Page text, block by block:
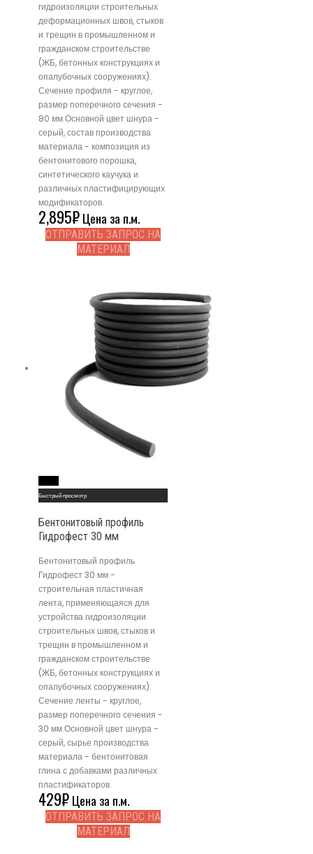
гидроизоляции строительных
деформационных швов, стыков
и трещин в промышленном и
гражданском строительстве
(ЖБ, бетонных конструкциях и
опалубочных сооружениях).
Сечение профиля - круглое,
размер поперечного сечения -
80 мм.Основной цвет шнура -
серый, состав производства
материала - композиция из
бентонитового порошка,
синтетического каучука и
различных пластифицирующих
модификаторов.
2,895₽Цена за п.м.
ОТПРАВИТЬ ЗАПРОС НА
МАТЕРИАЛ
Быстрый просмотр
Бентонитовый профиль
Гидрофест 30 мм
Бентонитовый профиль
Гидрофест 30 мм -
строительная пластичная
лента, применяющаяся для
устройства гидроизоляции
строительных швов, стыков и
трещин в промышленном и
гражданском строительстве
(ЖБ, бетонных конструкциях и
опалубочных сооружениях).
Сечение ленты - круглое,
размер поперечного сечения -
30 мм.Основной цвет шнура -
серый, сырье производства
материала - бентонитовая
глина с добавками различных
пластификаторов.
429₽Цена за п.м.
ОТПРАВИТЬ ЗАПРОС НА
МАТЕРИАЛ